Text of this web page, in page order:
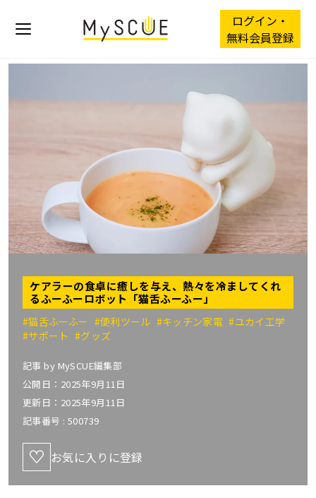
ログイン・
無料会員登録
ケアラーの食卓に癒しを与え、熱々を冷ましてくれ
るふーふーロボット「猫舌ふーふー」
#猫舌ふーふー #便利ツール #キッチン家電#ユカイ工学
#サポート #グッズ
記事 by MySCUE編集部
公開日：2025年9月11日
更新日：2025年9月11日
記事番号 : 500739
お気に入りに登録